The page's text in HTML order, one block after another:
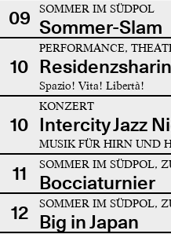
09
SOMMER IM SÜDPOL
Sommer-Slam
10
PERFORMANCE,
Spazio! Vita! Libertà!
10
KONZERT
Intercity Jazz
MUSIK FÜR HIRN UND
11 SOMMER IM SÜDPOL,
Bocciaturnier
12
SOMMER IM SÜDPOL,
Big in Japan